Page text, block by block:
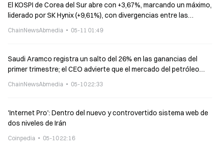
El KOSPI de Corea del Sur abre con +3,67%, marcando un máximo,
liderado por SK Hynix (+9,61%), con divergencias entre las
ChainNewsAbmedia 05-11 01:49
Saudi Aramco registra un salto del 26% en las ganancias del
primer trimestre; el CEO advierte que el mercado del petróleo
ChainNewsAbmedia 05-10 22:33
'Internet Pro': Dentro del nuevo y controvertido sistema web de
dos niveles de Irán
Coinpedia 05-10 22:16